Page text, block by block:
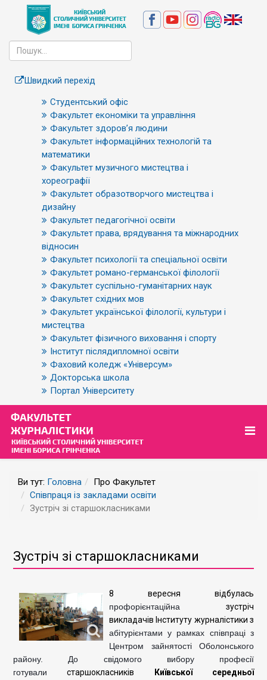
Швидкий перехід
Студентський офіс
Факультет економіки та управління
Факультет здоров’я людини
Факультет інформаційних технологій та
математики
Факультет музичного мистецтва і
хореографії
Факультет образотворчого мистецтва і
дизайну
Факультет педагогічної освіти
Факультет права, врядування та міжнародних
відносин
Факультет психології та спеціальної освіти
Факультет романо-германської філології
Факультет суспільно-гуманітарних наук
Факультет східних мов
Факультет української філології, культури і
мистецтва
Факультет фізичного виховання і спорту
Інститут післядипломної освіти
Фаховий коледж «Універсум»
Докторська школа
Портал Університету
Ви тут: Головна
Про Факультет
Співпраця із закладами освіти
Зустріч зі старшокласниками
Зустріч зі старшокласниками
8 вересня відбулась
профорієнтаційна зустріч
викладачів Інституту журналістики з
абітурієнтами у рамках співпраці з
Центром зайнятості Оболонського
району. До свідомого вибору професії
готували старшокласників
Київської середньої